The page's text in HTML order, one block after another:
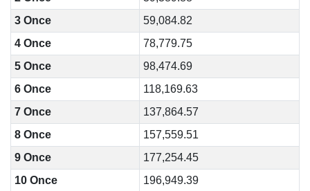
3 Once
59,084.82
4 Once
78,779.75
5 Once
98,474.69
6 Once
118,169.63
7 Once
137,864.57
8 Once
157,559.51
9 Once
177,254.45
10 Once
196,949.39